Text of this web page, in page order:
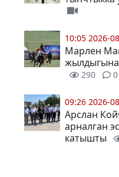
10:05 2026-
Марлен
290 0
09:26 2026-
Арслан
арналган
катышты